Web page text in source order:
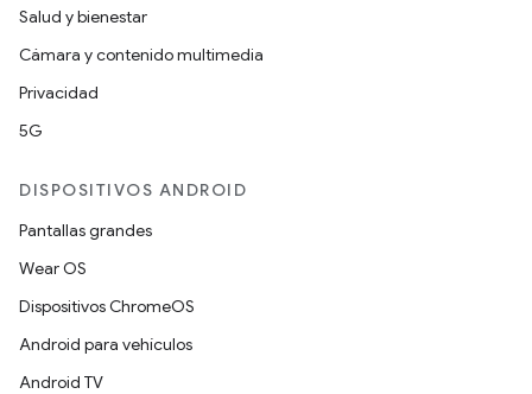
Salud y bienestar
Cámara y contenido multimedia
Privacidad
5G
DISPOSITIVOS ANDROID
Pantallas grandes
Wear OS
Dispositivos ChromeOS
Android para vehículos
Android TV